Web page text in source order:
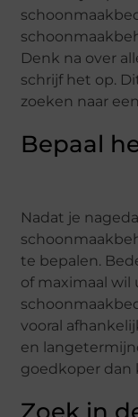
Denk na over
schrijf het op.
zoeken naar
Bepaal
Nadat je
te bepalen.
of maximaal wil
vooral
en
goedkoper dan